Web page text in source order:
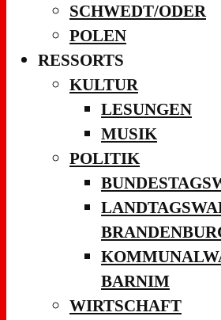
SCHWEDT/ODER
POLEN
RESSORTS
KULTUR
LESUNGEN
MUSIK
POLITIK
BARNIM
WIRTSCHAFT